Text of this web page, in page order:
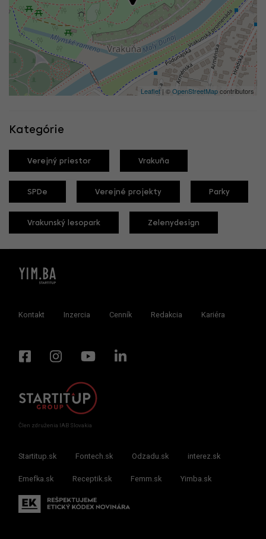
Leaflet| ©OpenStreetMapcontributors
Kategórie
Verejný priestor Vrakuňa
SPDe Verejné projekty Parky
Vrakunský lesopark Zelenydesign
Kontakt Inzercia Cenník Redakcia Kariéra
Člen združenia IAB Slovakia
Startitup.sk Fontech.sk Odzadu.sk interez.sk
Emefka.sk Receptik.sk Femm.sk Yimba.sk